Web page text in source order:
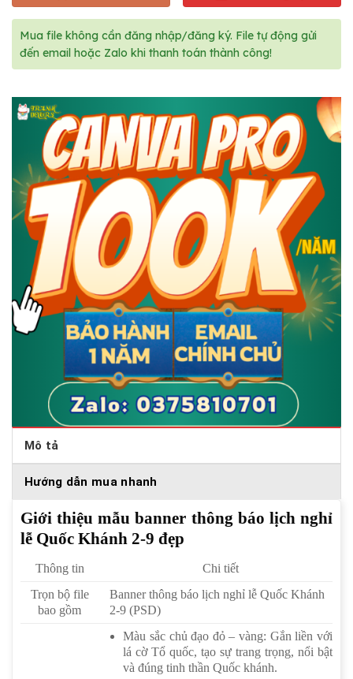
Mua file không cần đăng nhập/đăng ký. File tự động gửi
đến email hoặc Zalo khi thanh toán thành công!
Mô tả
Hướng dẫn mua nhanh
Giới thiệu mẫu banner thông báo lịch nghỉ
lễ Quốc Khánh 2-9 đẹp
Thông tin
Chi tiết
Trọn bộ file
bao gồm
Banner thông báo lịch nghỉ lễ Quốc Khánh
2-9 (PSD)
Màu sắc chủ đạo đỏ – vàng: Gắn liền với
lá cờ Tổ quốc, tạo sự trang trọng, nổi bật
và đúng tinh thần Quốc khánh.